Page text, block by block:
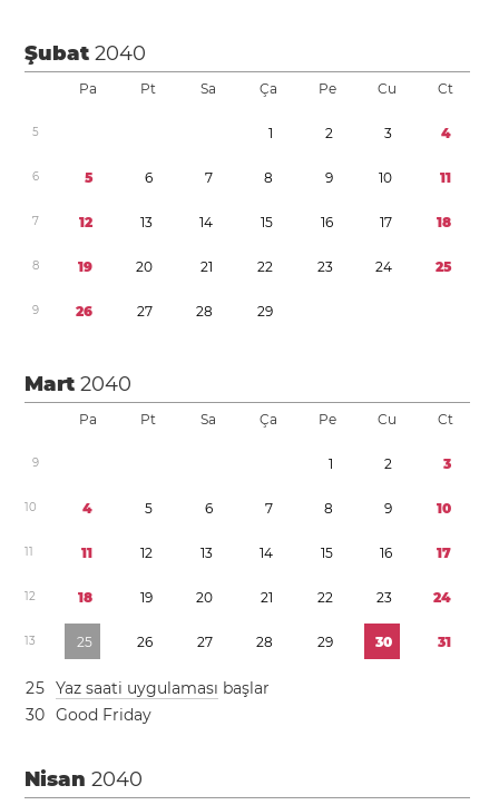
Şubat2040
Pa Pt Sa Ça Pe Cu Ct
5 1 2 3 4
6 5 6 7 8 9 10 11
7 12 13 14 15 16 17 18
8 19 20 21 22 23 24 25
9 26 27 28 29
Mart2040
Pa Pt Sa Ça Pe Cu Ct
9 1 2 3
10 4 5 6 7 8 9 10
11 11 12 13 14 15 16 17
12 18 19 20 21 22 23 24
13 25 26 27 28 29 30 31
25 Yaz saati uygulaması başlar
30 Good Friday
Nisan2040